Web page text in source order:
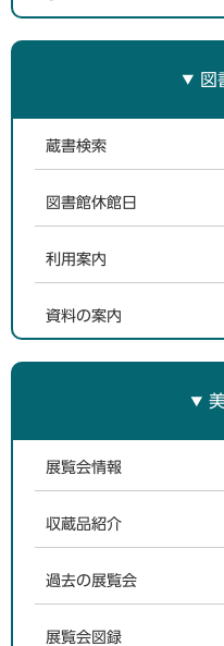
図
蔵書検索
図書館休館日
利用案内
資料の案内
展覧会情報
収蔵品紹介
過去の展覧会
展覧会図録